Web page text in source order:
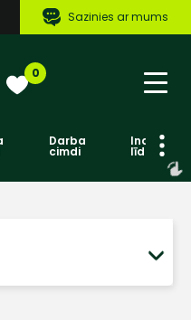
Sazinies ar mums
0
Darba
cimdi līdzekļi